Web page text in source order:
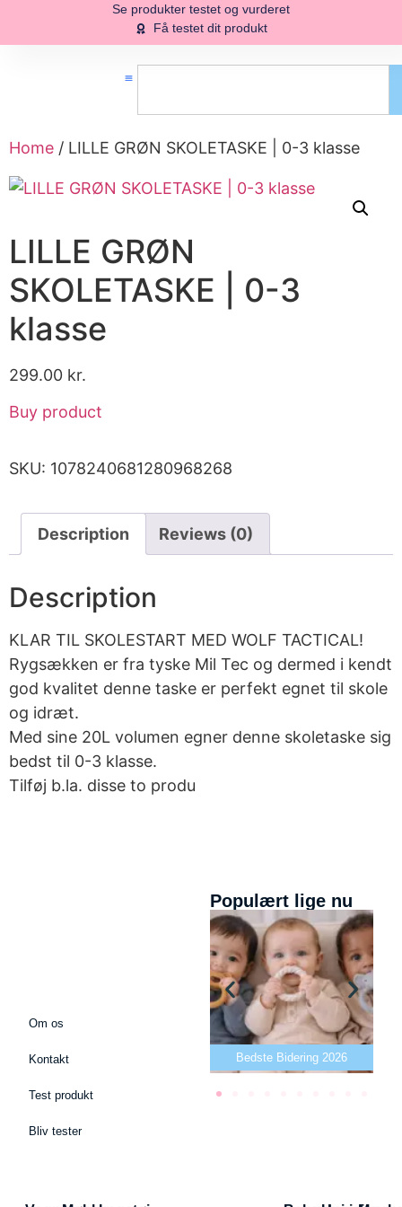
Se produkter testet og vurderet
Få testet dit produkt
Home / LILLE GRØN SKOLETASKE | 0-3 klasse
LILLE GRØN
SKOLETASKE | 0-3
klasse
299.00 kr.
Buy product
SKU: 1078240681280968268
Description Reviews (0)
Description
KLAR TIL SKOLESTART MED WOLF TACTICAL!
Rygsækken er fra tyske Mil Tec og dermed i kendt
god kvalitet denne taske er perfekt egnet til skole
og idræt.
Med sine 20L volumen egner denne skoletaske sig
bedst til 0-3 klasse.
Tilføj b.la. disse to produ
Om os
Kontakt
Test produkt
Bliv tester
Populært lige nu
Bedste puslepude 2026 Bedste Bidering 2026